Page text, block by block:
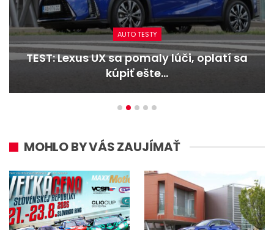
AUTO TESTY
TEST: Lexus UX sa pomaly lúči, oplatí sa
kúpiť ešte…
MOHLO BY VÁS ZAUJÍMAŤ